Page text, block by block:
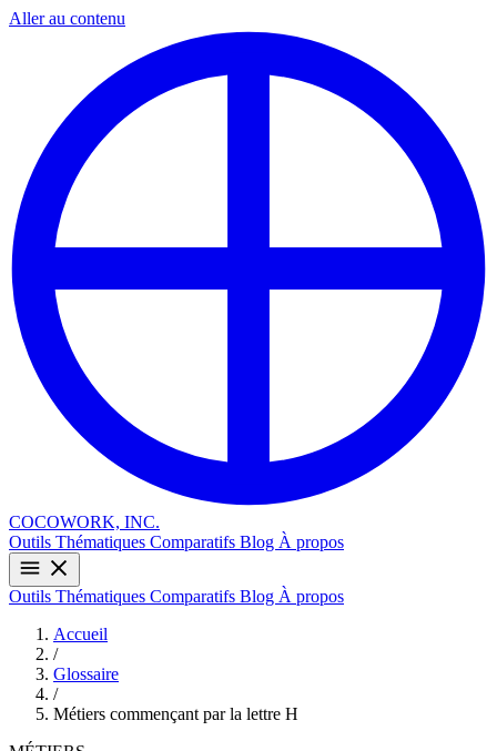
Aller au contenu
COCOWORK, INC.
Outils Thématiques Comparatifs Blog À propos
Outils Thématiques Comparatifs Blog À propos
Accueil
/
Glossaire
/
Métiers commençant par la lettre H